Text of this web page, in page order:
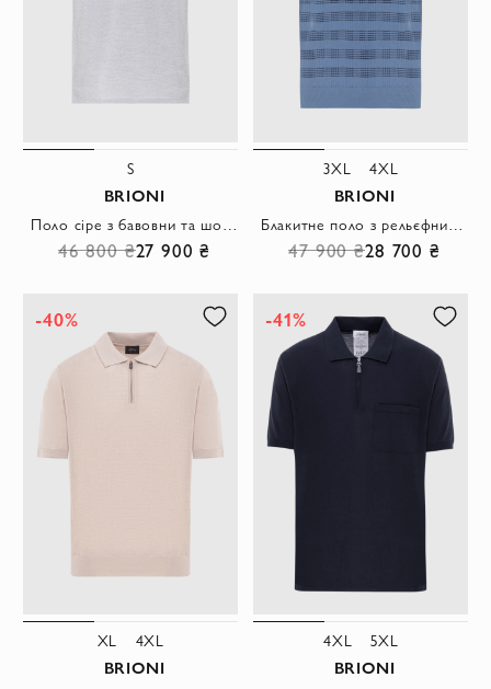
S
BRIONI
46 800 ₴27 900 ₴
3XL 4XL
BRIONI
47 900 ₴28 700 ₴
-40%
XL 4XL
BRIONI
-41%
4XL 5XL
BRIONI